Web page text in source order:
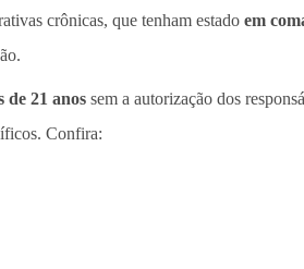
crônicas, que tenham estado em
de 21 anos sem a autorização dos
Confira: